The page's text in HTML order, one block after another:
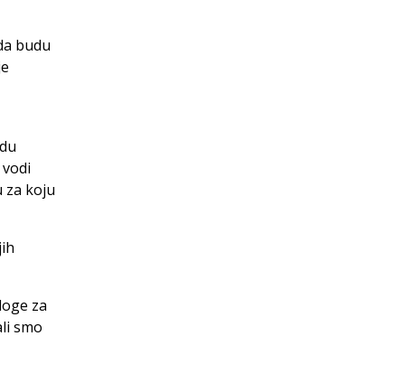
budu
za koju
za
smo